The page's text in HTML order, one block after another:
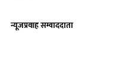
न्यूजप्रवाह सम्वाददाता